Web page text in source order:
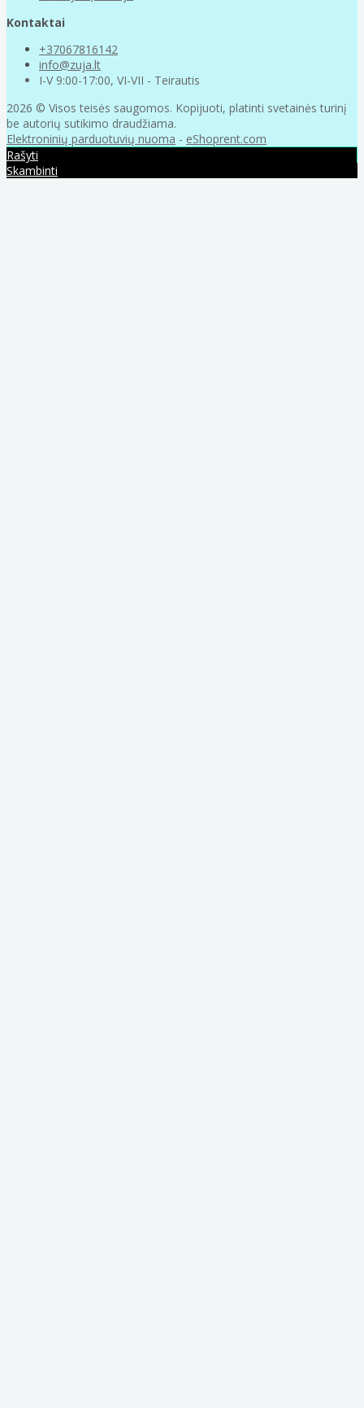
Kontaktai
+37067816142
info@zuja.lt
I-V 9:00-17:00, VI-VII - Teirautis
2026 © Visos teisės saugomos. Kopijuoti, platinti svetainės turinį
be autorių sutikimo draudžiama.
Elektroninių parduotuvių nuoma - eShoprent.com
Rašyti
Skambinti